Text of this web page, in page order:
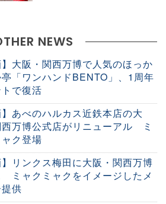
NEWS
】大阪・関西万博で人気のほっか
「ワンハンドBENTO」、1周年
で復活
】あべのハルカス近鉄本店の大
西万博公式店がリニューアル ミ
ク登場
】リンクス梅田に大阪・関西万博
ミャクミャクをイメージしたメ
供